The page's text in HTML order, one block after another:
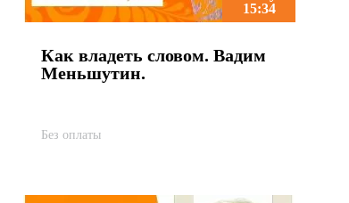
15:34
Как владеть словом. Вадим
Меньшутин.
Без оплаты